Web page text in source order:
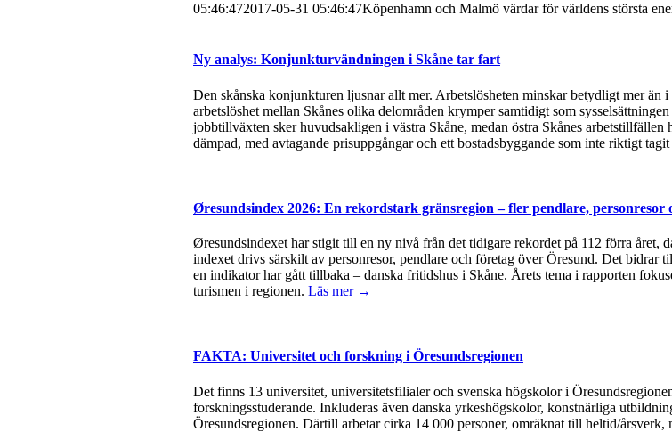
05:46:472017-05-31 05:46:47Köpenhamn och Malmö värdar för världens största
Ny analys: Konjunkturvändningen i Skåne tar fart
Den skånska konjunkturen ljusnar allt mer. Arbetslösheten minskar betydligt mer
arbetslöshet mellan Skånes olika delområden krymper samtidigt som
jobbtillväxten sker huvudsakligen i västra Skåne, medan östra Skånes
dämpad, med avtagande prisuppgångar och ett bostadsbyggande som inte riktigt
Øresundsindex 2026: En rekordstark gränsregion – fler pendlare, personresor
Øresundsindexet har stigit till en ny nivå från det tidigare rekordet på 112 förra
indexet drivs särskilt av personresor, pendlare och företag över Öresund. Det bidrar
en indikator har gått tillbaka – danska fritidshus i Skåne. Årets tema i rapporten
turismen i regionen. Läs mer →
FAKTA: Universitet och forskning i Öresundsregionen
Det finns 13 universitet, universitetsfilialer och svenska högskolor i
forskningsstuderande. Inkluderas även danska yrkeshögskolor, konstnärliga
Öresundsregionen. Därtill arbetar cirka 14 000 personer, omräknat till heltid/